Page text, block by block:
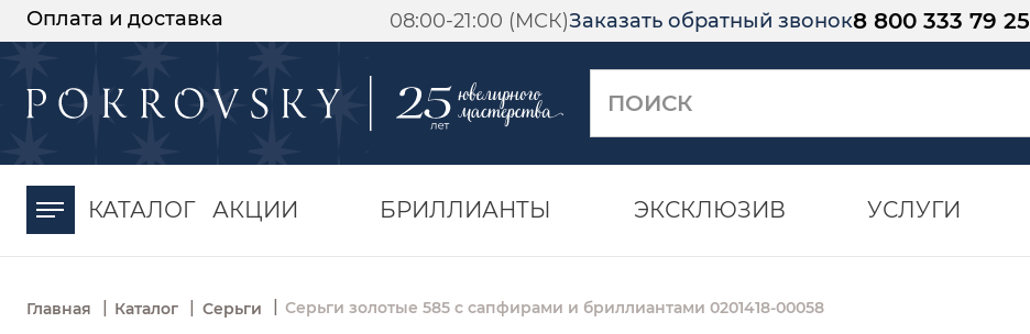
Оплата и доставка 08:00-21:00 (МСК)Заказать обратный звонок8 800 333 79 25
КАТАЛОГ АКЦИИ БРИЛЛИАНТЫ ЭКСКЛЮЗИВ УСЛУГИ
Главная | Каталог | Серьги Серьги золотые 585 с сапфирами и бриллиантами 0201418-00058
-30%
момента оплаты